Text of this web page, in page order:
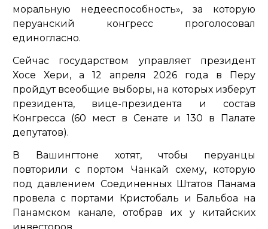
моральную недееспособность», за которую
перуанский конгресс проголосовал
единогласно.
Сейчас государством управляет президент
Хосе Хери, а 12 апреля 2026 года в Перу
пройдут всеобщие выборы, на которых изберут
президента, вице-президента и состав
Конгресса (60 мест в Сенате и 130 в Палате
депутатов).
В Вашингтоне хотят, чтобы перуанцы
повторили с портом Чанкай схему, которую
под давлением Соединенных Штатов Панама
провела с портами Кристобаль и Бальбоа на
Панамском канале, отобрав их у китайских